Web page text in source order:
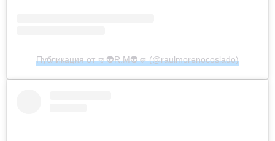
Публикация от 🤜👽R.M👽🤛 (@raulmorenocoslado)